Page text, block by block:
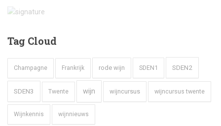
Tag Cloud
Champagne Frankrijk rode wijn SDEN1 SDEN2
SDEN3 Twente wijn wijncursus wijncursus twente
Wijnkennis wijnnieuws